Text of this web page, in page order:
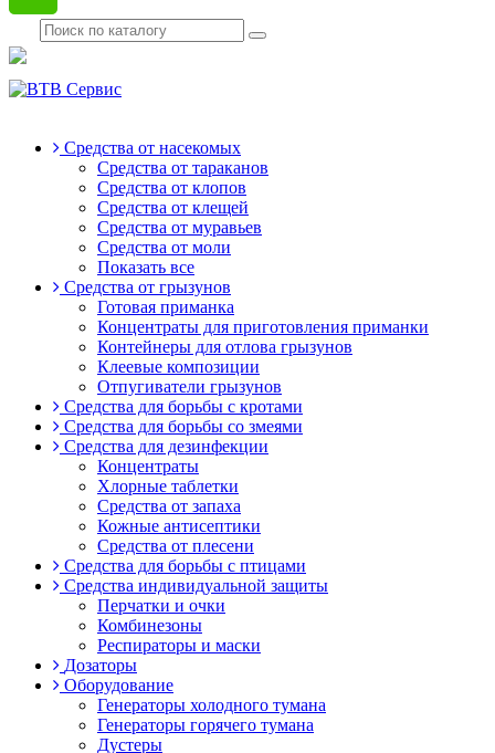
Средства от насекомых
Средства от тараканов
Средства от клопов
Средства от клещей
Средства от муравьев
Средства от моли
Показать все
Средства от грызунов
Готовая приманка
Концентраты для приготовления приманки
Контейнеры для отлова грызунов
Клеевые композиции
Отпугиватели грызунов
Средства для борьбы с кротами
Средства для борьбы со змеями
Средства для дезинфекции
Концентраты
Хлорные таблетки
Средства от запаха
Кожные антисептики
Средства от плесени
Средства для борьбы с птицами
Средства индивидуальной защиты
Перчатки и очки
Комбинезоны
Респираторы и маски
Дозаторы
Оборудование
Генераторы холодного тумана
Генераторы горячего тумана
Дустеры